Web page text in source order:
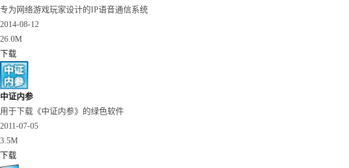
专为网络游戏玩家设计的IP语音通信系统
2014-08-12
26.0M
下载
中证内参
用于下载《中证内参》的绿色软件
2011-07-05
3.5M
下载